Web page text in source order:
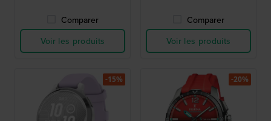
Comparer
Voir les produits
Comparer
Voir les produits
-15% -20%